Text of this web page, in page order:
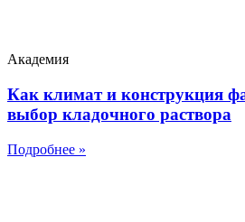
Академия
Как климат и конструкция
выбор кладочного раствора
Подробнее »